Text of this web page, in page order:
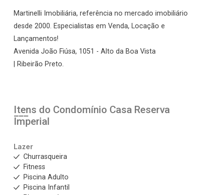
Martinelli Imobiliária, referência no mercado imobiliário
desde 2000. Especialistas em Venda, Locação e
Lançamentos!
Avenida João Fiúsa, 1051 - Alto da Boa Vista
| Ribeirão Preto.
Itens do Condomínio Casa Reserva
Imperial
Lazer
Churrasqueira
Fitness
Piscina Adulto
Piscina Infantil